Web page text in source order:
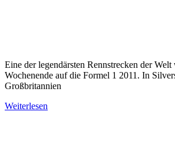
Eine der legendärsten Rennstrecken der Welt
Wochenende auf die Formel 1 2011. In
Großbritannien
Weiterlesen